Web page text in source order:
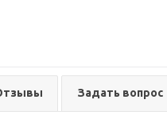
Задать вопрос